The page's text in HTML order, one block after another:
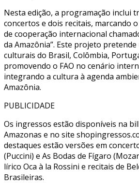
Nesta edição, a programação inclui
concertos e dois recitais, marcando
de cooperação internacional
da Amazônia”. Este projeto
culturais do Brasil, Colômbia,
promovendo o FAO no cenário
integrando a cultura à agenda
Amazônia.
PUBLICIDADE
Os ingressos estão disponíveis na
Amazonas e no site
destaques estão versões em
(Puccini) e As Bodas de Fígaro
lírico Oca à la Rossini e recitais de
Brasileiras.